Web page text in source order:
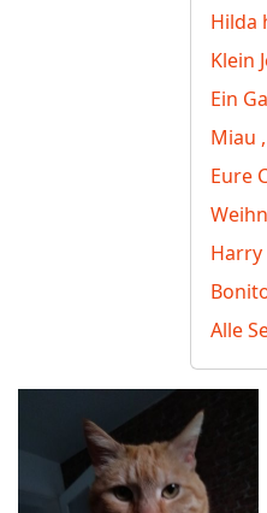
Hilda
Klein
Ein
Miau
Eure
Alle